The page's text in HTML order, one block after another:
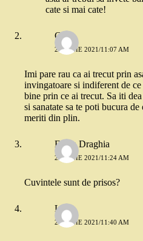
cate si mai cate!
Crina
25 IUNIE 2021/11:07 AM
Imi pare rau ca ai trecut prin
invingatoare si indiferent de
bine prin ce ai trecut. Sa iti
si sanatate sa te poti bucura
meriti din plin.
Elena Draghia
25 IUNIE 2021/11:24 AM
Cuvintele sunt de prisos?
Lia
25 IUNIE 2021/11:40 AM